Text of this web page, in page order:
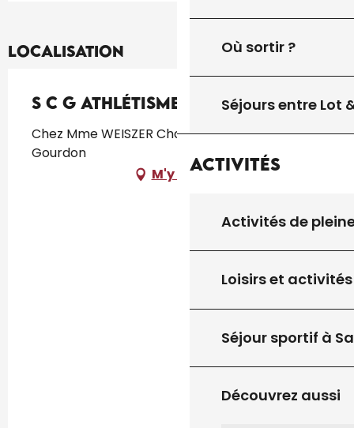
Où sortir ?
Séjours entre Lot
Activités
Activités de
Loisirs et activités
Séjour sportif à
Découvrez aussi
Localisation
S C G Athlétisme
Chez Mme WEISZER Chantal 1 rue des Lilas,
Gourdon
M'y rendre